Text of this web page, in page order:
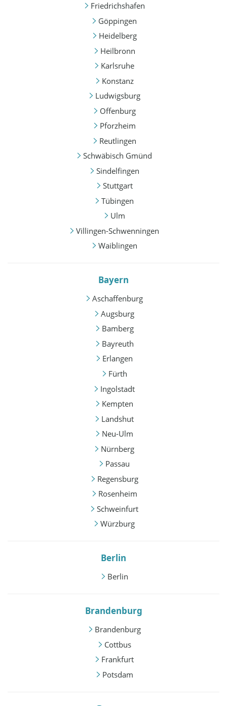
Friedrichshafen
Göppingen
Heidelberg
Heilbronn
Karlsruhe
Konstanz
Ludwigsburg
Offenburg
Pforzheim
Reutlingen
Schwäbisch Gmünd
Sindelfingen
Stuttgart
Tübingen
Ulm
Villingen-Schwenningen
Waiblingen
Bayern
Aschaffenburg
Augsburg
Bamberg
Bayreuth
Erlangen
Fürth
Ingolstadt
Kempten
Landshut
Neu-Ulm
Nürnberg
Passau
Regensburg
Rosenheim
Schweinfurt
Würzburg
Berlin
Berlin
Brandenburg
Brandenburg
Cottbus
Frankfurt
Potsdam